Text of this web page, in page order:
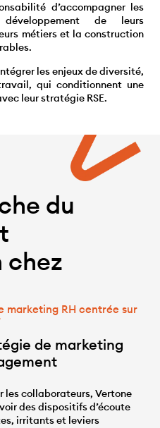
d’accompagner les
de leurs
métiers et la construction
les enjeux de diversité,
qui conditionnent une
leur stratégie RSE.
du
chez
marketing RH centrée sur
de marketing
les collaborateurs, Vertone
des dispositifs d’écoute
irritants et leviers